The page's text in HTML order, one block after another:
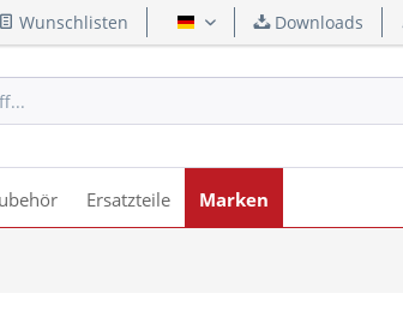
Wunschlisten Deutsch Downloads
Ersatzteile Marken